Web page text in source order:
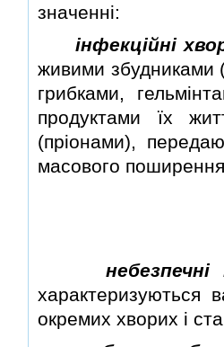
значеннi:
iнфекцiйнi
живими збудниками
грибками,
продуктами їх
(прiонами),
масового
характеризуються
окремих хворих i